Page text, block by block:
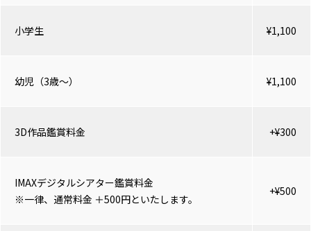
小学生 ¥1,100
幼児（3歳～） ¥1,100
3D作品鑑賞料金 +¥300
IMAXデジタルシアター鑑賞料金
※一律、通常料金 ＋500円といたします。
+¥500